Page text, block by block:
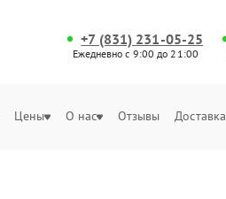
+7 (831) 231-05-25
Ежедневно с 9:00 до 21:00
Цены О нас Отзывы Доставка